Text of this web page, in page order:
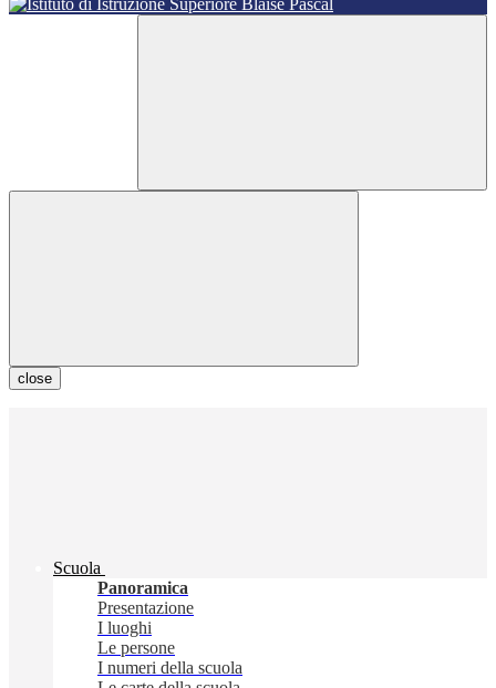
close
Scuola
Panoramica
Presentazione
I luoghi
Le persone
I numeri della scuola